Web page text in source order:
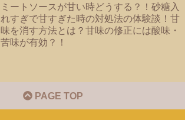
ミートソースが甘い時どうする？！砂糖入
れすぎで甘すぎた時の対処法の体験談！甘
味を消す方法とは？甘味の修正には酸味・
苦味が有効？！
PAGE TOP